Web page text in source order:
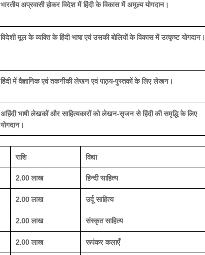
भारतीय अप्रवासी होकर विदेश में हिंदी के विकास में अमूल्य योगदान।
विदेशी मूल के व्यक्ति के हिंदी भाषा एवं उसकी बोलियों के विकास में उत्कृष्ट योगदान।
हिंदी में वैज्ञानिक एवं तकनीकी लेखन एवं पाठ्य-पुस्तकों के लिए लेखन।
अहिंदी भाषी लेखकों और साहित्यकारों को लेखन-सृजन से हिंदी की समृद्धि के लिए
योगदान।
राशि विद्या
2.00 लाख हिन्दी साहित्य
2.00 लाख उर्दू साहित्य
2.00 लाख संस्कृत साहित्य
2.00 लाख रूपंकर कलाएँ